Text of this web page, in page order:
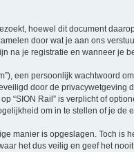
hoewel dit document
door wat je aan ons
na je registratie en wanneer je
een persoonlijk wachtwoord
door de
Rail” is verplicht of
om in te stellen of je
manier is opgeslagen. Toch is
het dus veilig en geef het